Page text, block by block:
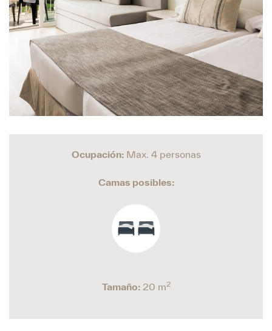
Ocupación:Max. 4 personas
Camas posibles:
Tamaño:20 m2